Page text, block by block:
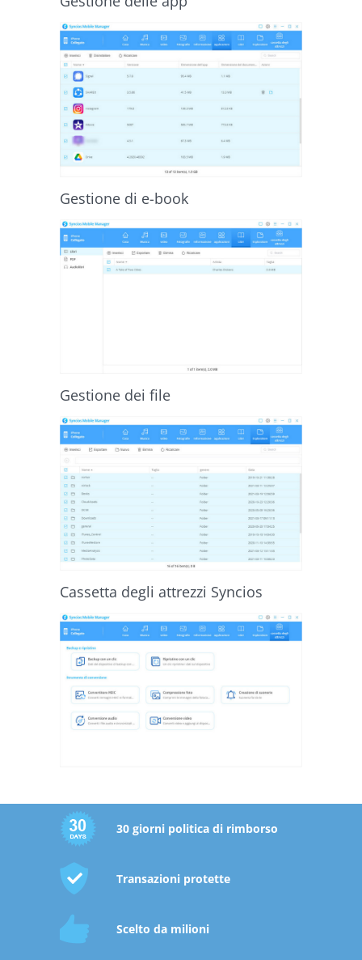
Gestione di e-book
Gestione dei file
Cassetta degli attrezzi Syncios
30 giorni politica di rimborso
Transazioni protette
Scelto da milioni